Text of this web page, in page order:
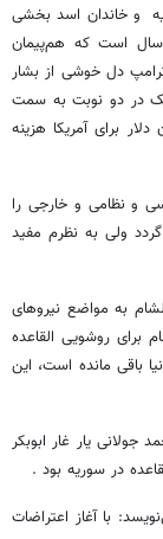
و خاندان اسد بخشی
است که هم‌پیمان
دل خوشی از بشار
دوره اول ریاست جمهوری خود 162 موشک در دو نوبت به سمت
شلیک کرد که حداقل 250 میلیون دلار برای آمریکا هزینه
و نظامی و خارجی را
ولی به نظرم مفید
به مواضع نیروهای
برای روشویی القاعده
باقی مانده است، این
جولانی یار غار ابوبکر
در سوریه بود .
با آغاز اعتراضات